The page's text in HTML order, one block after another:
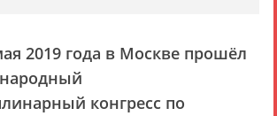
2019 года в Москве прошёл
конгресс по